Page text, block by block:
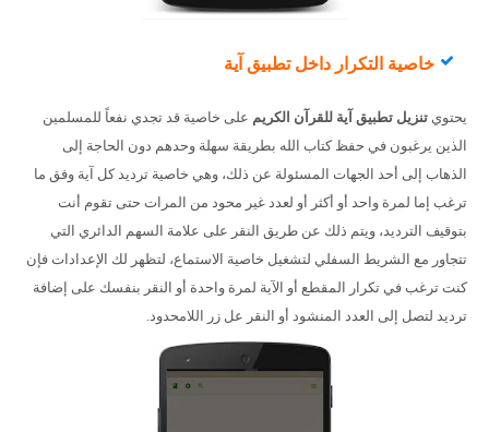
خاصية التكرار داخل تطبيق آية
يحتوي تنزيل تطبيق آية للقرآن الكريم على خاصية قد تجدي نفعاً للمسلمين
الذين يرغبون في حفظ كتاب الله بطريقة سهلة وحدهم دون الحاجة إلى
الذهاب إلى أحد الجهات المسئولة عن ذلك، وهي خاصية ترديد كل آية وفق ما
ترغب إما لمرة واحد أو أكثر أو لعدد غير محود من المرات حتى تقوم أنت
بتوقيف الترديد، ويتم ذلك عن طريق النقر على علامة السهم الدائري التي
تتجاور مع الشريط السفلي لتشغيل خاصية الاستماع، لتظهر لك الإعدادات فإن
كنت ترغب في تكرار المقطع أو الآية لمرة واحدة أو النقر بنفسك على إضافة
ترديد لتصل إلى العدد المنشود أو النقر عل زر اللامحدود.